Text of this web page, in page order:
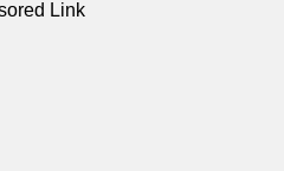
Link